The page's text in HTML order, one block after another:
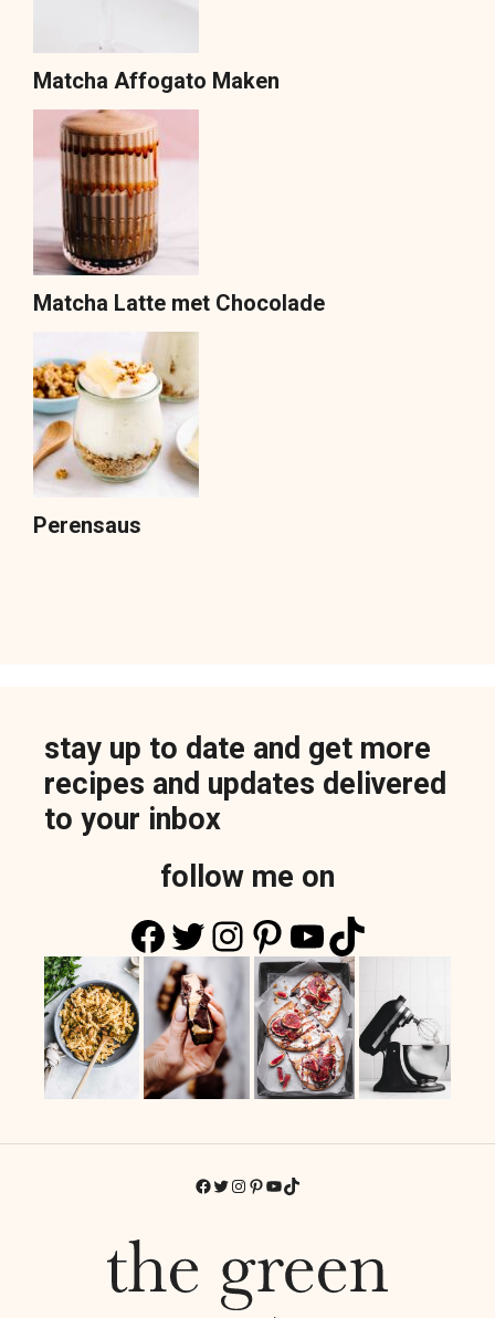
Matcha Affogato Maken
Matcha Latte met Chocolade
Perensaus
stay up to date and get more
recipes and updates delivered
to your inbox
follow me on
Facebook
Twitter
Instagram
Pinterest
YouTube
TikTok
Facebook
Twitter
Instagram
Pinterest
YouTube
TikTok